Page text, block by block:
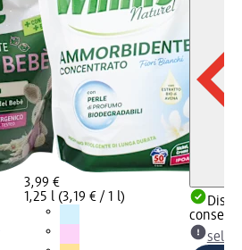
3,99 €
1,25 l (3,19 € / 1 l)